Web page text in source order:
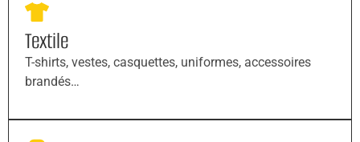
Textile
T-shirts, vestes, casquettes, uniformes, accessoires
brandés…